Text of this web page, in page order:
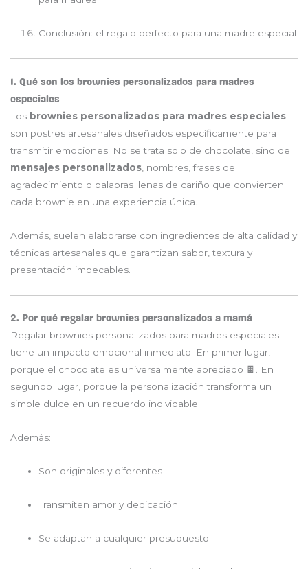
Conclusión: el regalo perfecto para una madre especial
1. Qué son los brownies personalizados para madres
especiales
Los brownies personalizados para madres especiales
son postres artesanales diseñados específicamente para
transmitir emociones. No se trata solo de chocolate, sino de
mensajes personalizados , nombres, frases de
agradecimiento o palabras llenas de cariño que convierten
cada brownie en una experiencia única.
Además, suelen elaborarse con ingredientes de alta calidad y
técnicas artesanales que garantizan sabor, textura y
presentación impecables.
2. Por qué regalar brownies personalizados a mamá
Regalar brownies personalizados para madres especiales
tiene un impacto emocional inmediato. En primer lugar,
porque el chocolate es universalmente apreciado 🍫. En
segundo lugar, porque la personalización transforma un
simple dulce en un recuerdo inolvidable.
Además:
Son originales y diferentes
Transmiten amor y dedicación
Se adaptan a cualquier presupuesto